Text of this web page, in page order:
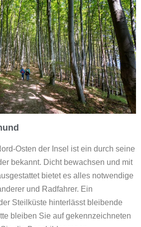
Osten der Insel ist ein durch seine
bekannt. Dicht bewachsen und mit
bietet es alles notwendige
und Radfahrer. Ein
Steilküste hinterlässt bleibende
bleiben Sie auf gekennzeichneten